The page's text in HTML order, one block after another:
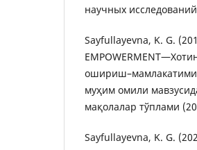
научных
Sayfullayevna, K. G.
муҳим омили
мақолалар тўплами
Sayfullayevna, K. G.